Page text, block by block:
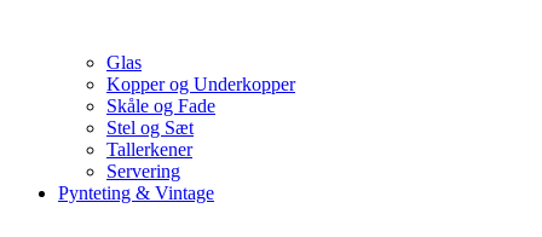
Glas
Kopper og Underkopper
Skåle og Fade
Stel og Sæt
Tallerkener
Servering
Pynteting & Vintage